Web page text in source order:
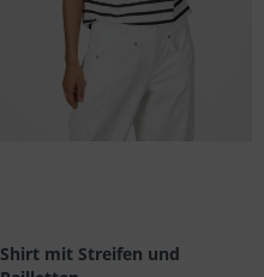
Shirt mit Streifen und